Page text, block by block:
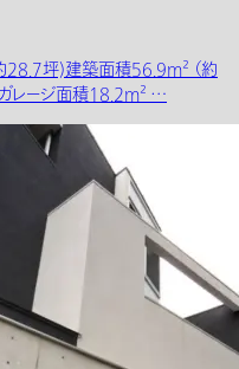
坪)建築面積56.9m² （約
レージ面積18.2m² …